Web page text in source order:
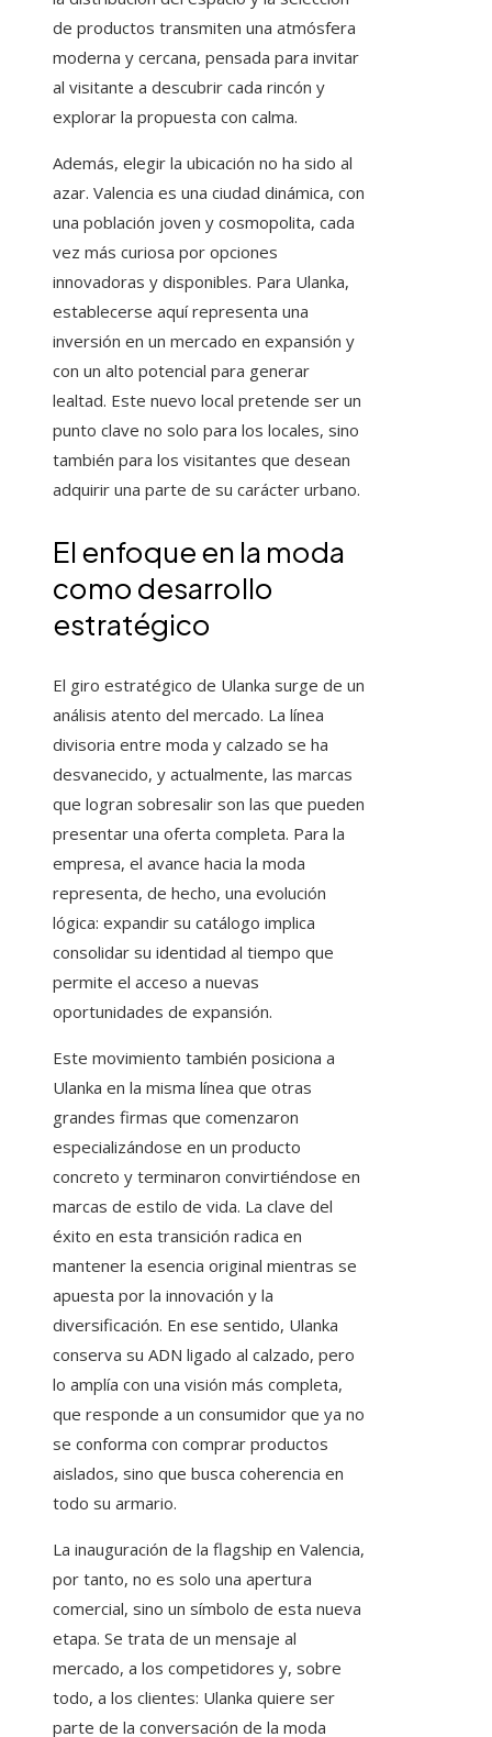
de productos transmiten una atmósfera
moderna y cercana, pensada para invitar
al visitante a descubrir cada rincón y
explorar la propuesta con calma.
Además, elegir la ubicación no ha sido al
azar. Valencia es una ciudad dinámica, con
una población joven y cosmopolita, cada
vez más curiosa por opciones
innovadoras y disponibles. Para Ulanka,
establecerse aquí representa una
inversión en un mercado en expansión y
con un alto potencial para generar
lealtad. Este nuevo local pretende ser un
punto clave no solo para los locales, sino
también para los visitantes que desean
adquirir una parte de su carácter urbano.
El enfoque en la moda
como desarrollo
estratégico
El giro estratégico de Ulanka surge de un
análisis atento del mercado. La línea
divisoria entre moda y calzado se ha
desvanecido, y actualmente, las marcas
que logran sobresalir son las que pueden
presentar una oferta completa. Para la
empresa, el avance hacia la moda
representa, de hecho, una evolución
lógica: expandir su catálogo implica
consolidar su identidad al tiempo que
permite el acceso a nuevas
oportunidades de expansión.
Este movimiento también posiciona a
Ulanka en la misma línea que otras
grandes firmas que comenzaron
especializándose en un producto
concreto y terminaron convirtiéndose en
marcas de estilo de vida. La clave del
éxito en esta transición radica en
mantener la esencia original mientras se
apuesta por la innovación y la
diversificación. En ese sentido, Ulanka
conserva su ADN ligado al calzado, pero
lo amplía con una visión más completa,
que responde a un consumidor que ya no
se conforma con comprar productos
aislados, sino que busca coherencia en
todo su armario.
La inauguración de la flagship en Valencia,
por tanto, no es solo una apertura
comercial, sino un símbolo de esta nueva
etapa. Se trata de un mensaje al
mercado, a los competidores y, sobre
todo, a los clientes: Ulanka quiere ser
parte de la conversación de la moda